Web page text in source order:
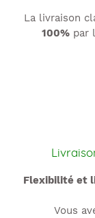
La livraison
100% par
Flexibilité et
Vous